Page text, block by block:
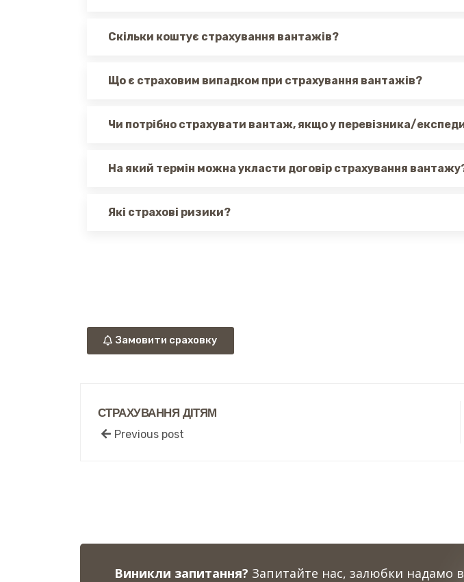
Скільки коштує страхування вантажів?
Що є страховим випадком при страхування вантажів?
Чи потрібно страхувати вантаж, якщо у перевізника/
На який термін можна укласти договір страхування
Які страхові ризики?
Замовити сраховку
СТРАХУВАННЯ ДІТЯМ
Previous post
Виникли запитання? Запитайте нас, залюбки надамо